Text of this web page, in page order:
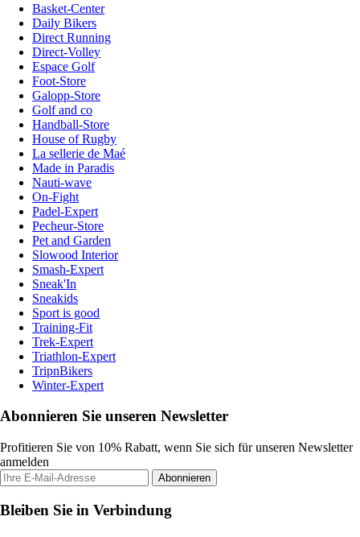
Basket-Center
Daily Bikers
Direct Running
Direct-Volley
Espace Golf
Foot-Store
Galopp-Store
Golf and co
Handball-Store
House of Rugby
La sellerie de Maé
Made in Paradis
Nauti-wave
On-Fight
Padel-Expert
Pecheur-Store
Pet and Garden
Slowood Interior
Smash-Expert
Sneak'In
Sneakids
Sport is good
Training-Fit
Trek-Expert
Triathlon-Expert
TripnBikers
Winter-Expert
Abonnieren Sie unseren Newsletter
Profitieren Sie von 10% Rabatt, wenn Sie sich für unseren Newsletter
anmelden
Abonnieren
Bleiben Sie in Verbindung